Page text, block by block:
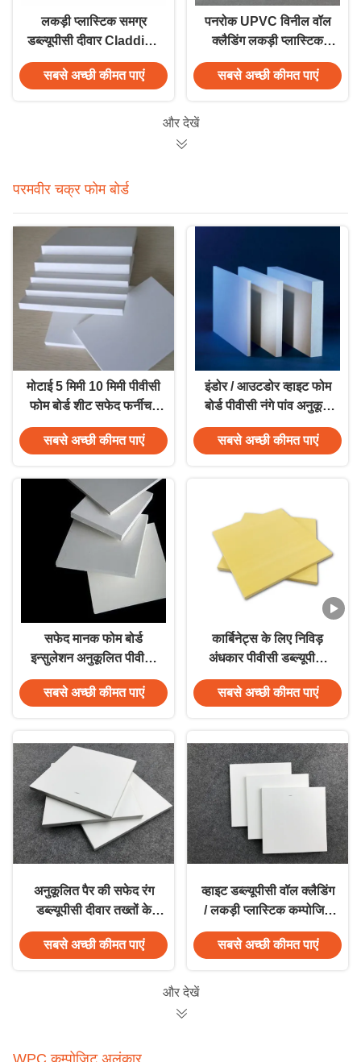
लकड़ी प्लास्टिक समग्र
डब्ल्यूपीसी दीवार Cladding
होटल आंतरिक दीवार
Cladding सजावट
सबसे अच्छी कीमत पाएं
पनरोक UPVC विनील वॉल
क्लैडिंग लकड़ी प्लास्टिक
कम्पोजिट दीवार पैनल
सबसे अच्छी कीमत पाएं
और देखें
परमवीर चक्र फोम बोर्ड
मोटाई 5 मिमी 10 मिमी पीवीसी
फोम बोर्ड शीट सफेद फर्नीचर
सफेद पीवीसी शीट
सबसे अच्छी कीमत पाएं
इंडोर / आउटडोर व्हाइट फोम
बोर्ड पीवीसी नंगे पांव अनुकूल
हल्के ध्वनि इन्सुलेशन
सबसे अच्छी कीमत पाएं
सफेद मानक फोम बोर्ड
इन्सुलेशन अनुकूलित पीवीसी
पैनल बोर्ड उच्च पुनर्नवीनीकरण
सबसे अच्छी कीमत पाएं
कार्बिनेट्स के लिए निविड़
अंधकार पीवीसी डब्ल्यूपीसी
फोम बोर्ड कस्टम टुकड़े टुकड़े:
सबसे अच्छी कीमत पाएं
अनुकूलित पैर की सफेद रंग
डब्ल्यूपीसी दीवार तख्तों के
अनुकूल पर्यावरण
सबसे अच्छी कीमत पाएं
व्हाइट डब्ल्यूपीसी वॉल क्लैडिंग
/ लकड़ी प्लास्टिक कम्पोजिट
वॉल प्लैंक
सबसे अच्छी कीमत पाएं
और देखें